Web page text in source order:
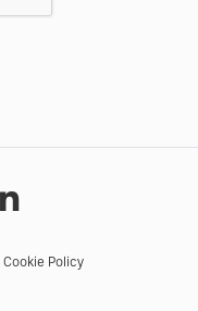
Cookie Policy